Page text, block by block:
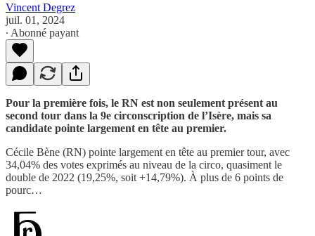
Vincent Degrez
juil. 01, 2024
∙ Abonné payant
Pour la première fois, le RN est non seulement présent au
second tour dans la 9e circonscription de l’Isère, mais sa
candidate pointe largement en tête au premier.
Cécile Bène (RN) pointe largement en tête au premier tour, avec
34,04% des votes exprimés au niveau de la circo, quasiment le
double de 2022 (19,25%, soit +14,79%). À plus de 6 points de
pourc…